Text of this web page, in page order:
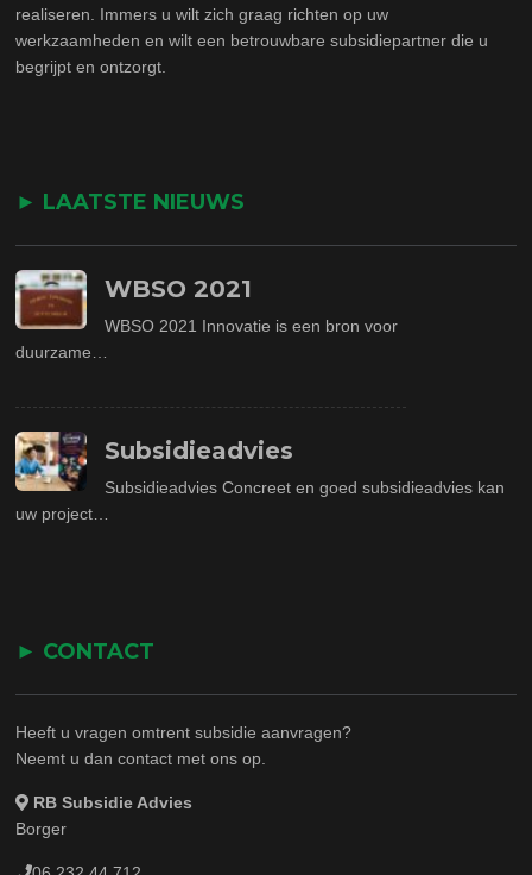
realiseren. Immers u wilt zich graag richten op uw
werkzaamheden en wilt een betrouwbare subsidiepartner die u
begrijpt en ontzorgt.
► LAATSTE NIEUWS
WBSO 2021
WBSO 2021 Innovatie is een bron voor
duurzame…
Subsidieadvies
Subsidieadvies Concreet en goed subsidieadvies kan
uw project…
► CONTACT
Heeft u vragen omtrent subsidie aanvragen?
Neemt u dan contact met ons op.
RB Subsidie Advies
Borger